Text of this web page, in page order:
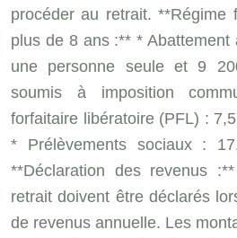
procéder au retrait. **Régime
plus de 8 ans :** *
une personne seule et 9
soumis à imposition
forfaitaire libératoire (PFL) :
* Prélèvements sociaux :
**Déclaration des revenus
retrait doivent être déclarés
de revenus annuelle. Les